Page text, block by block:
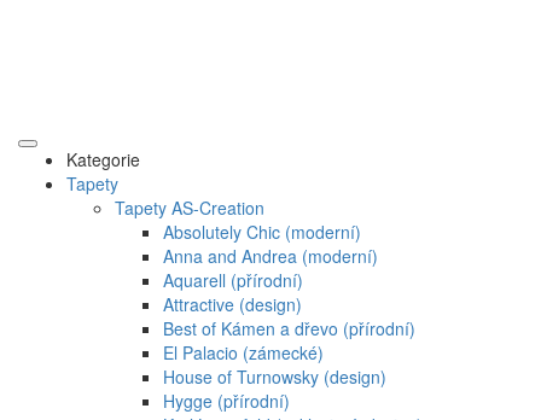
Kategorie
Tapety
Tapety AS-Creation
Absolutely Chic (moderní)
Anna and Andrea (moderní)
Aquarell (přírodní)
Attractive (design)
Best of Kámen a dřevo (přírodní)
El Palacio (zámecké)
House of Turnowsky (design)
Hygge (přírodní)